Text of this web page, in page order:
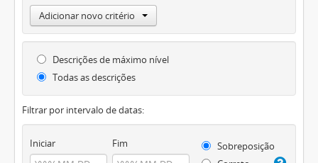
Adicionar novo critério
Descrições de máximo nível
Todas as descrições
Filtrar por intervalo de datas:
Iniciar Fim
Sobreposição